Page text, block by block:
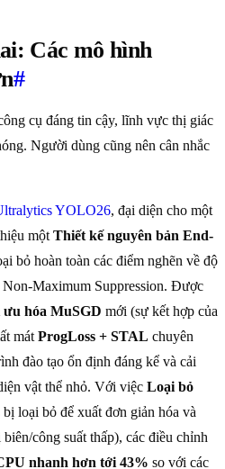
Các mô hình
#
cụ đáng tin cậy, lĩnh vực thị giác
Người dùng cũng nên cân nhắc
YOLO26, đại diện cho một
một Thiết kế nguyên bản End-
bỏ hoàn toàn các điểm nghẽn về độ
Maximum Suppression. Được
ưu hóa MuSGD mới (sự kết hợp của
mát ProgLoss + STAL chuyên
đào tạo ổn định đáng kể và cải
vật thể nhỏ. Với việc Loại bỏ
loại bỏ để xuất đơn giản hóa và
công suất thấp), các điều chỉnh
nhanh hơn tới 43% so với các